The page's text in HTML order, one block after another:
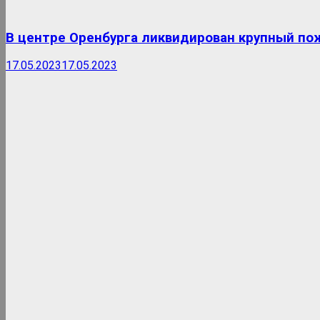
В центре Оренбурга ликвидирован крупный
17.05.202317.05.2023